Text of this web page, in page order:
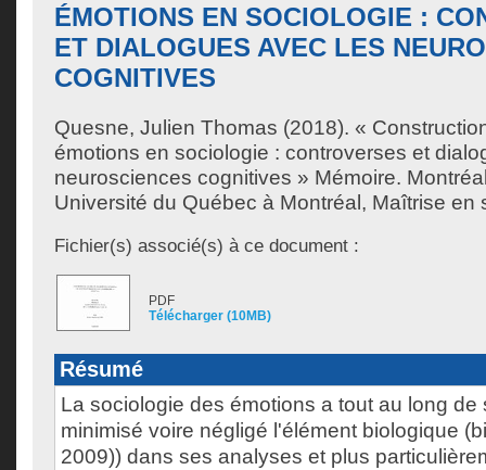
ÉMOTIONS EN SOCIOLOGIE :
ET DIALOGUES AVEC LES
COGNITIVES
Quesne, Julien Thomas (2018). «
émotions en sociologie : controverses et
neurosciences cognitives » Mémoire.
Université du Québec à Montréal, Maîtrise en
Fichier(s) associé(s) à ce document :
PDF
Télécharger (10MB)
Résumé
La sociologie des émotions a tout au long de
minimisé voire négligé l'élément biologique
2009)) dans ses analyses et plus